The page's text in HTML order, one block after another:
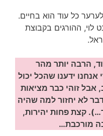
כל עוד הוא בחיים.
לוי, ההורגים בקבוצת
הרבה יותר מהר
ידענו שהכל יכול
זוהי כבר מציאות
לא יחזור למה שהיה
קצת פחות יהירות,
מורכבת…